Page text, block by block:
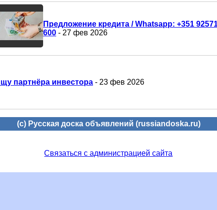
Предложение кредита / Whatsapp: +351
600 - 27 фев 2026
партнёра инвестора - 23 фев 2026
(c) Русская доска объявлений (russiandoska.ru)
Связаться с администрацией сайта